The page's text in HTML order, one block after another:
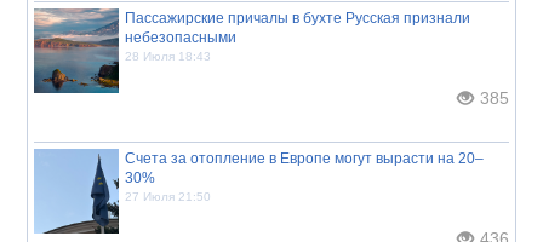
Пассажирские причалы в бухте Русская признали
небезопасными
28 Июля 18:43
385
Счета за отопление в Европе могут вырасти на 20–
30%
27 Июля 21:50
436